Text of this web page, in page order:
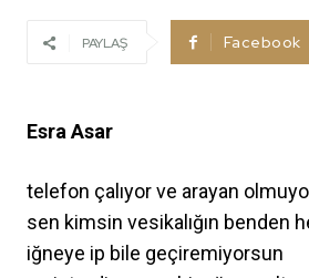
PAYLAŞ Facebook
Esra Asar
telefon çalıyor ve arayan
sen kimsin vesikalığın benden
iğneye ip bile geçiremiyorsun